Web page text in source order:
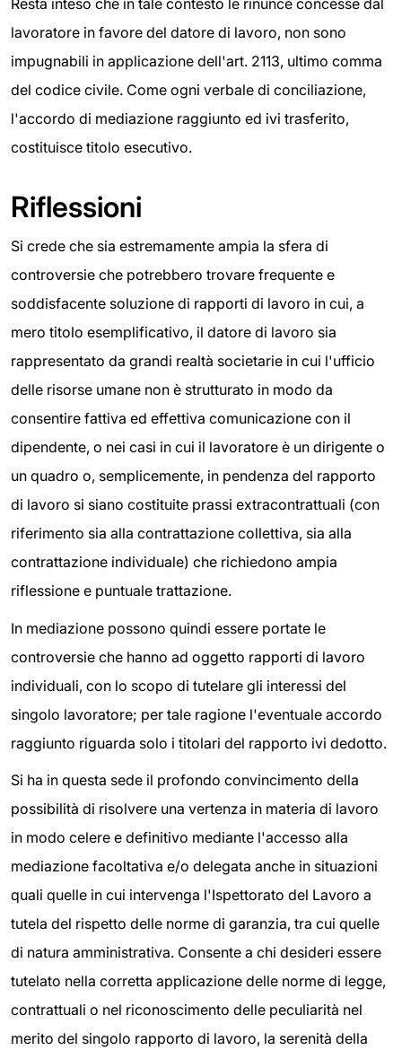
Resta inteso che in tale contesto le rinunce concesse dal
lavoratore in favore del datore di lavoro, non sono
impugnabili in applicazione dell'art. 2113, ultimo comma
del codice civile. Come ogni verbale di conciliazione,
l'accordo di mediazione raggiunto ed ivi trasferito,
costituisce titolo esecutivo.
Riflessioni
Si crede che sia estremamente ampia la sfera di
controversie che potrebbero trovare frequente e
soddisfacente soluzione di rapporti di lavoro in cui, a
mero titolo esemplificativo, il datore di lavoro sia
rappresentato da grandi realtà societarie in cui l'ufficio
delle risorse umane non è strutturato in modo da
consentire fattiva ed effettiva comunicazione con il
dipendente, o nei casi in cui il lavoratore è un dirigente o
un quadro o, semplicemente, in pendenza del rapporto
di lavoro si siano costituite prassi extracontrattuali (con
riferimento sia alla contrattazione collettiva, sia alla
contrattazione individuale) che richiedono ampia
riflessione e puntuale trattazione.
In mediazione possono quindi essere portate le
controversie che hanno ad oggetto rapporti di lavoro
individuali, con lo scopo di tutelare gli interessi del
singolo lavoratore; per tale ragione l'eventuale accordo
raggiunto riguarda solo i titolari del rapporto ivi dedotto.
Si ha in questa sede il profondo convincimento della
possibilità di risolvere una vertenza in materia di lavoro
in modo celere e definitivo mediante l'accesso alla
mediazione facoltativa e/o delegata anche in situazioni
quali quelle in cui intervenga l'Ispettorato del Lavoro a
tutela del rispetto delle norme di garanzia, tra cui quelle
di natura amministrativa. Consente a chi desideri essere
tutelato nella corretta applicazione delle norme di legge,
contrattuali o nel riconoscimento delle peculiarità nel
merito del singolo rapporto di lavoro, la serenità della